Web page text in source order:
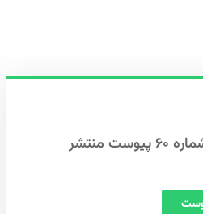
این مطلب در شماره ۶۰ پیوست منتشر